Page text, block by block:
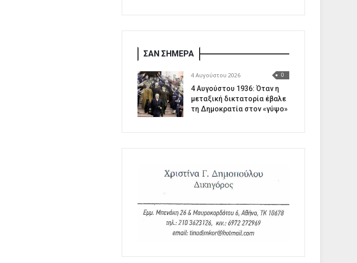
ΣΑΝ ΣΗΜΕΡΑ
4 Αυγούστου 2026 0
4 Αυγούστου 1936: Όταν η
μεταξική δικτατορία έβαλε
τη Δημοκρατία στον «γύψο»